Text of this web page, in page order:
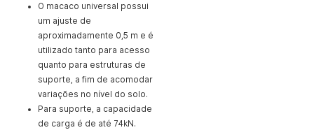
O macaco universal possui
um ajuste de
aproximadamente 0,5 m e é
utilizado tanto para acesso
quanto para estruturas de
suporte, a fim de acomodar
variações no nível do solo.
Para suporte, a capacidade
de carga é de até 74kN.